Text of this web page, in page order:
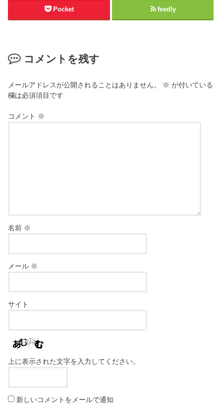
Pocket feedly
コメントを残す
メールアドレスが公開されることはありません。 ※ が付いている
欄は必須項目です
コメント ※
名前 ※
メール ※
サイト
上に表示された文字を入力してください。
新しいコメントをメールで通知